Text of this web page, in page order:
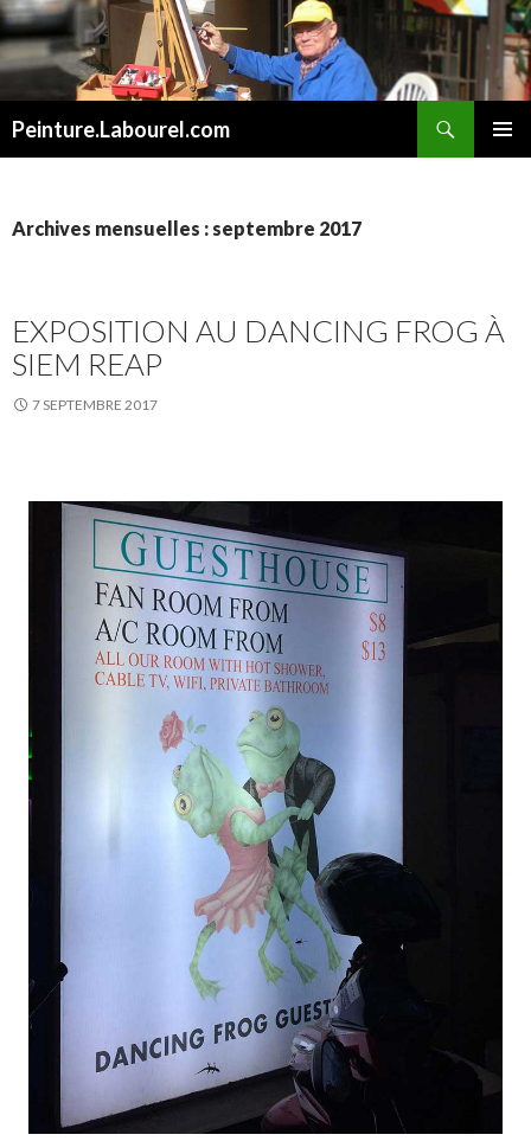
Peinture.Labourel.com
Archives mensuelles : septembre 2017
EXPOSITION AU DANCING FROG À
SIEM REAP
7 SEPTEMBRE 2017